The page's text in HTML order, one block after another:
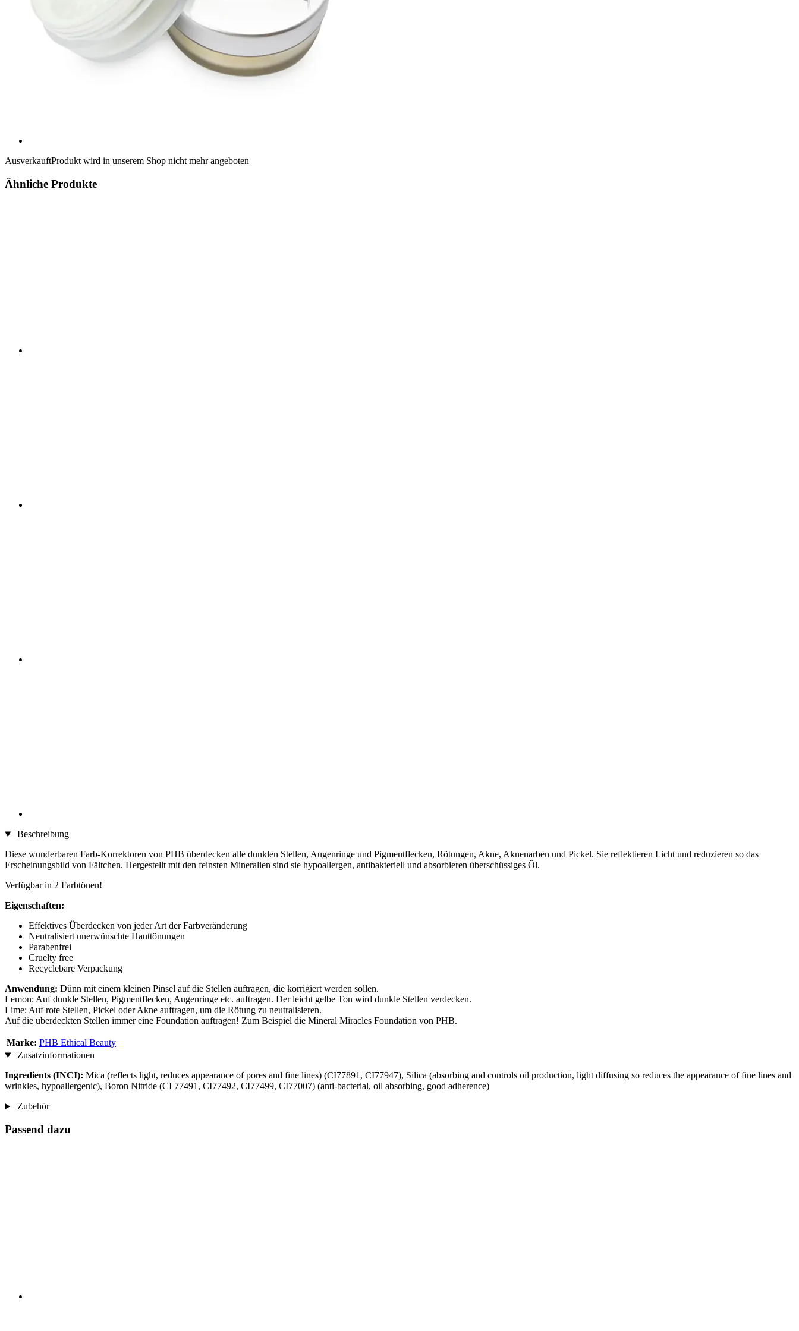
AusverkauftProdukt wird in unserem Shop nicht mehr angeboten
Ähnliche Produkte
Beschreibung
Diese wunderbaren Farb-Korrektoren von PHB überdecken alle dunklen Stellen, Augenringe und Pigmentflecken, Rötungen, Akne, Aknenarben und Pickel. Sie reflektieren Licht und reduzieren so das
Erscheinungsbild von Fältchen. Hergestellt mit den feinsten Mineralien sind sie hypoallergen, antibakteriell und absorbieren überschüssiges Öl.
Verfügbar in 2 Farbtönen!
Eigenschaften:
Effektives Überdecken von jeder Art der Farbveränderung
Neutralisiert unerwünschte Hauttönungen
Parabenfrei
Cruelty free
Recyclebare Verpackung
Anwendung: Dünn mit einem kleinen Pinsel auf die Stellen auftragen, die korrigiert werden sollen.
Lemon: Auf dunkle Stellen, Pigmentflecken, Augenringe etc. auftragen. Der leicht gelbe Ton wird dunkle Stellen verdecken.
Lime: Auf rote Stellen, Pickel oder Akne auftragen, um die Rötung zu neutralisieren.
Auf die überdeckten Stellen immer eine Foundation auftragen! Zum Beispiel die Mineral Miracles Foundation von PHB.
Marke: PHB Ethical Beauty
Zusatzinformationen
Ingredients (INCI): Mica (reflects light, reduces appearance of pores and fine lines) (CI77891, CI77947), Silica (absorbing and controls oil production, light diffusing so reduces the appearance of fine lines and
wrinkles, hypoallergenic), Boron Nitride (CI 77491, CI77492, CI77499, CI77007) (anti-bacterial, oil absorbing, good adherence)
Zubehör
Passend dazu